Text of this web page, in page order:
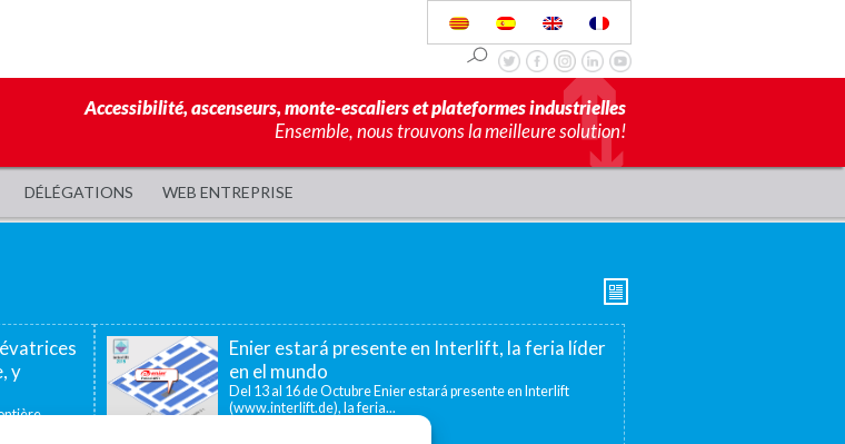
Accessibilité, ascenseurs, monte-escaliers et plateformes industrielles
Ensemble, nous trouvons la meilleure solution!
DÉLÉGATIONS WEB ENTREPRISE
y
Enier estará presente en Interlift, la feria líder
en el mundo
Del 13 al 16 de Octubre Enier estará presente en Interlift
(www.interlift.de), la feria...